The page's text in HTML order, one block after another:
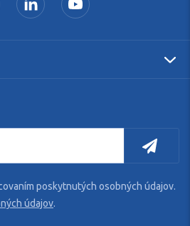
poskytnutých osobných údajov.
údajov.